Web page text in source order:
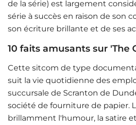
de la série) est largement
série à succès en raison de son
son écriture brillante et de ses
10 faits amusants sur 'The
Cette sitcom de type
suit la vie quotidienne des
succursale de Scranton de
société de fourniture de papier.
brillamment l'humour, la satire